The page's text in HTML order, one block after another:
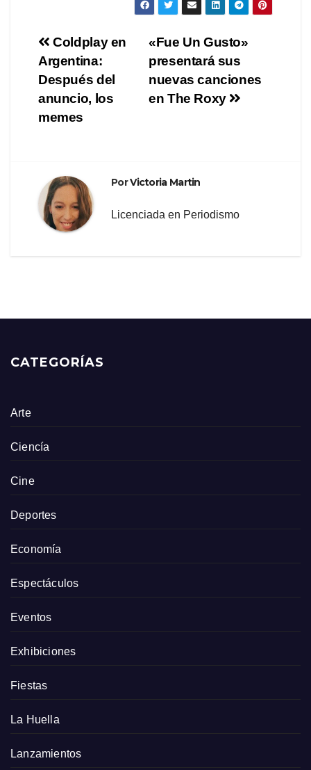
Navegación
de
entradas
«Fue Un Gusto»
presentará sus
nuevas canciones
en The Roxy
Coldplay en
Argentina:
Después del
anuncio, los
memes
PorVictoria Martin
Licenciada en Periodismo
CATEGORÍAS
Arte
Ciencía
Cine
Deportes
Economía
Espectáculos
Eventos
Exhibiciones
Fiestas
La Huella
Lanzamientos